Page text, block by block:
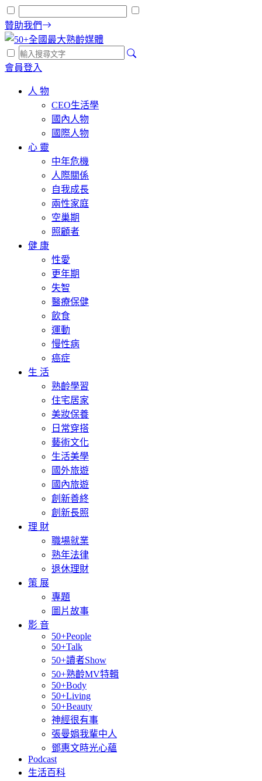
贊助我們
會員登入
人 物
CEO生活學
國內人物
國際人物
心 靈
中年危機
人際關係
自我成長
兩性家庭
空巢期
照顧者
健 康
性愛
更年期
失智
醫療保健
飲食
運動
慢性病
癌症
生 活
熟齡學習
住宅居家
美妝保養
日常穿搭
藝術文化
生活美學
國外旅遊
國內旅遊
創新善終
創新長照
理 財
職場就業
熟年法律
退休理財
策 展
專題
圖片故事
影 音
50+People
50+Talk
50+讀者Show
50+熟齡MV特輯
50+Body
50+Living
50+Beauty
神經很有事
張曼娟我輩中人
鄧惠文時光心蘊
Podcast
生活百科